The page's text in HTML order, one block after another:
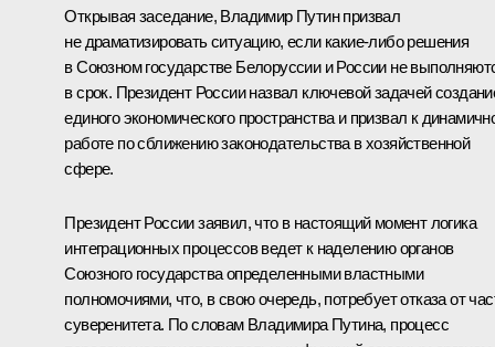
Открывая заседание, Владимир Путин призвал
не драматизировать ситуацию, если какие‑либо решения
в Союзном государстве Белоруссии и России не
в срок. Президент России назвал ключевой задачей
единого экономического пространства и призвал к
работе по сближению законодательства в хозяйственной
сфере.
Президент России заявил, что в настоящий момент логика
интеграционных процессов ведет к наделению органов
Союзного государства определенными властными
полномочиями, что, в свою очередь, потребует отказа от
суверенитета. По словам Владимира Путина, процесс